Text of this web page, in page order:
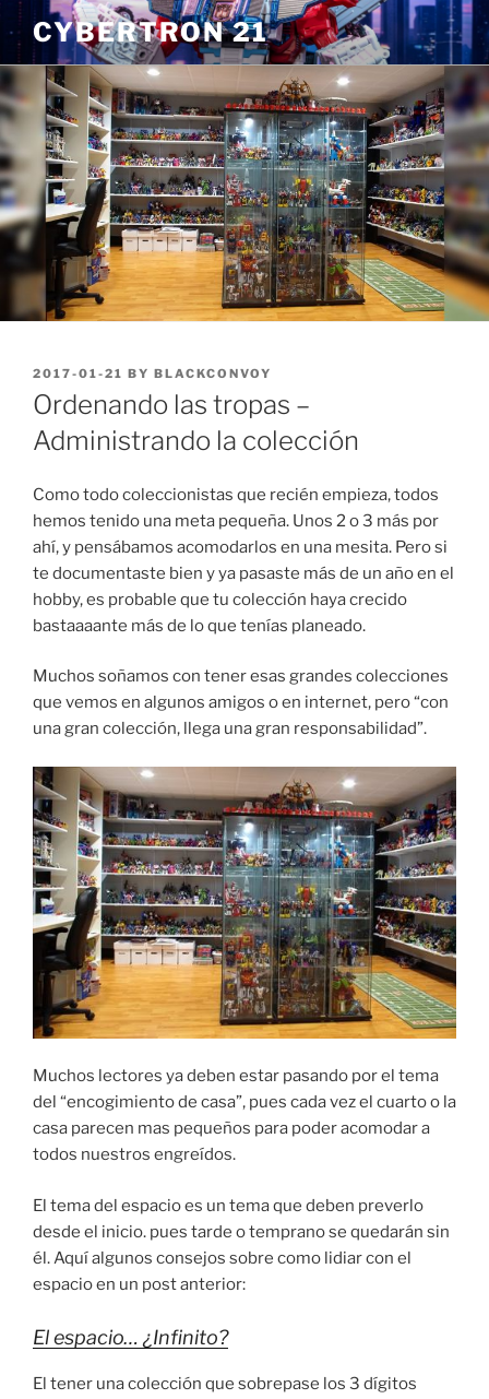
Skip
to
content
CYBERTRON 21
POSTED
ON
2017-01-21 BY BLACKCONVOY
Ordenando las tropas –
Administrando la colección
Como todo coleccionistas que recién empieza, todos
hemos tenido una meta pequeña. Unos 2 o 3 más por
ahí, y pensábamos acomodarlos en una mesita. Pero si
te documentaste bien y ya pasaste más de un año en el
hobby, es probable que tu colección haya crecido
bastaaaante más de lo que tenías planeado.
Muchos soñamos con tener esas grandes colecciones
que vemos en algunos amigos o en internet, pero “con
una gran colección, llega una gran responsabilidad”.
Muchos lectores ya deben estar pasando por el tema
del “encogimiento de casa”, pues cada vez el cuarto o la
casa parecen mas pequeños para poder acomodar a
todos nuestros engreídos.
El tema del espacio es un tema que deben preverlo
desde el inicio. pues tarde o temprano se quedarán sin
él. Aquí algunos consejos sobre como lidiar con el
espacio en un post anterior:
El espacio… ¿Infinito?
El tener una colección que sobrepase los 3 dígitos